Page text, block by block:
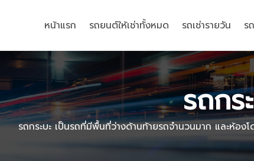
หน้าแรก รถยนต์ให้เช่าทั้งหมด รถเช่ารายวัน ร
รถกร
รถกระบะ เป็นรถที่มีพื้นที่ว่างด้านท้ายรถจำนวนมาก และห้อง